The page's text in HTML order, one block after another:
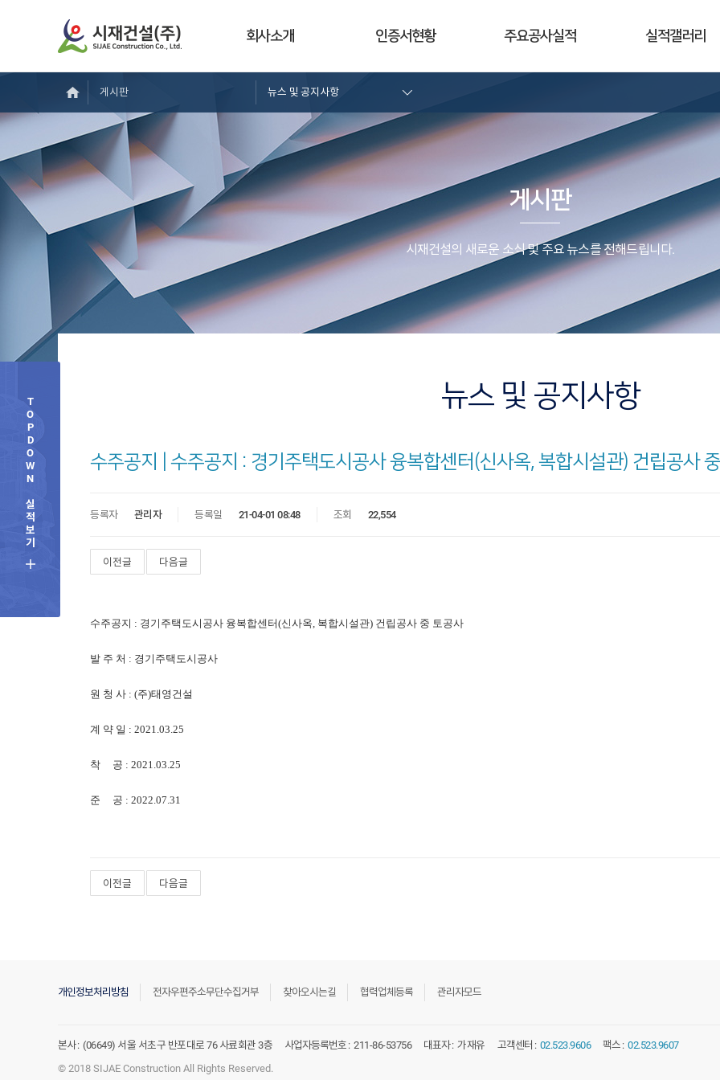
회사소개 인증서현황 주요공사실적 실적갤러리
T
O
P
D
O
W
N
실
적
보
기
게시판 뉴스 및 공지사항
게시판
시재건설의 새로운 소식 및 주요 뉴스를 전해드립니다.
뉴스 및 공지사항
수주공지 | 수주공지 : 경기주택도시공사 융복합센터(신사옥, 복합시설관) 건립공사
등록자 관리자 등록일 21-04-01 08:48 조회 22,554
이전글 다음글
수주공지 : 경기주택도시공사 융복합센터(신사옥, 복합시설관) 건립공사 중 토공사
발 주 처 : 경기주택도시공사
원 청 사 : (주)태영건설
계 약 일 : 2021.03.25
착 공 : 2021.03.25
준 공 : 2022.07.31
이전글 다음글
개인정보처리방침 전자우편주소무단수집거부 찾아오시는길 협력업체등록 관리자모드
본사 : (06649) 서울 서초구 반포대로 76 사료회관 3층 사업자등록번호 : 211-86-53756 대표자 : 가재유 고객센터 : 02.523.9606 팩스 : 02.523.9607
© 2018 SIJAE Construction All Rights Reserved.